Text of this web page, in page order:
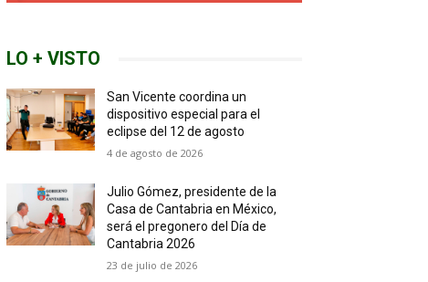
LO + VISTO
San Vicente coordina un
dispositivo especial para el
eclipse del 12 de agosto
4 de agosto de 2026
Julio Gómez, presidente de la
Casa de Cantabria en México,
será el pregonero del Día de
Cantabria 2026
23 de julio de 2026